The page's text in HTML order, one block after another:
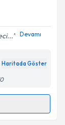
Aydınlatma
belirtilen
Devamı
Haritada Göster